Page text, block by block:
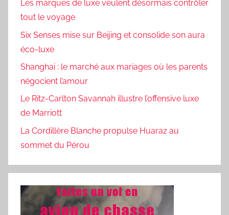
Les marques de luxe veulent désormais contrôler
tout le voyage
Six Senses mise sur Beijing et consolide son aura
éco-luxe
Shanghai : le marché aux mariages où les parents
négocient l’amour
Le Ritz-Carlton Savannah illustre l’offensive luxe
de Marriott
La Cordillère Blanche propulse Huaraz au
sommet du Pérou